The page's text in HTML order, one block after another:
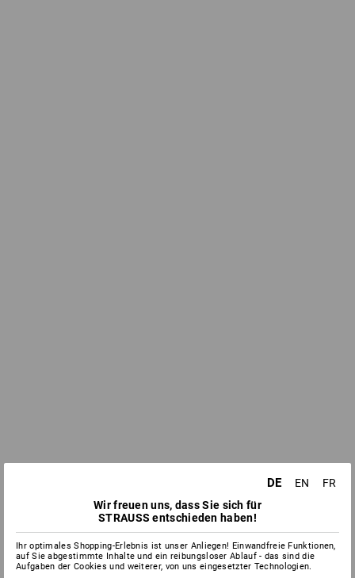
DE EN
FR
Wir freuen uns, dass Sie sich für
STRAUSS entschieden haben!
Ihr optimales Shopping-Erlebnis ist unser Anliegen! Einwandfreie Funktionen,
auf Sie abgestimmte Inhalte und ein reibungsloser Ablauf - das sind die
Aufgaben der Cookies und weiterer, von uns eingesetzter Technologien.